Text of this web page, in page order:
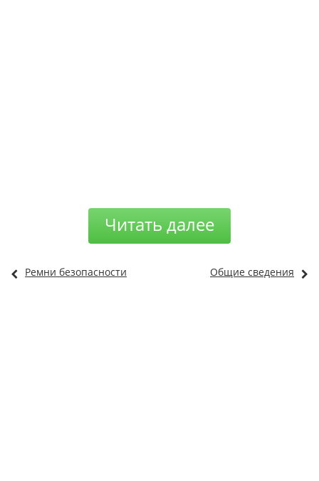
Читать далее
Ремни безопасности Общие сведения